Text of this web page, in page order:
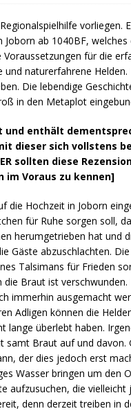
vorliegen.
ab 1040BF,
für die
naturerfahrene
Die lebendige
in den Metaplot
und enthält
dieser sich vollstens
sollten diese
im Voraus zu kennen]
die Hochzeit in Joborn
für Ruhe sorgen soll,
herumgetrieben hat und
Gäste abzuschlachten.
Talsimans für Frieden
Braut ist verschwunden.
immerhin ausgemacht
Adligen können die
lange überlebt haben.
samt Braut auf und davon.
der dies jedoch erst
Wasser bringen um den
aufzusuchen, die vielleicht
denn derzeit treiben in